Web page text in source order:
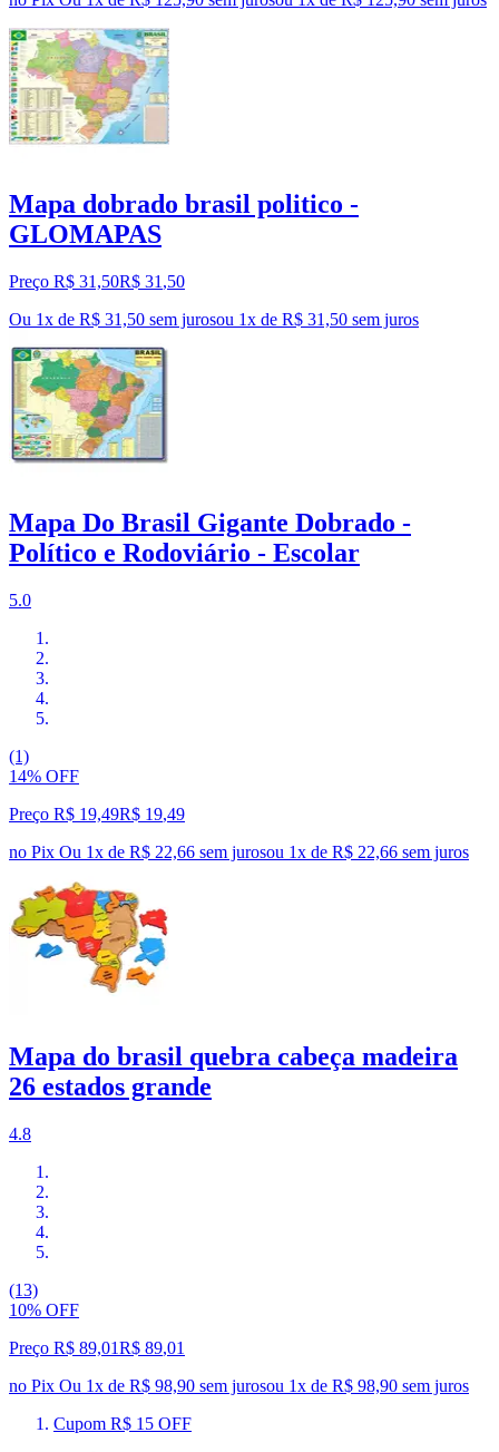
Mapa dobrado brasil politico -
GLOMAPAS
Preço R$ 31,50R$ 31 ,50
Ou 1x de R$ 31,50 sem jurosou 1x de R$ 31,50 sem juros
Mapa Do Brasil Gigante Dobrado -
Político e Rodoviário - Escolar
5.0
(1)
14% OFF
Preço R$ 19,49R$ 19,49
no Pix Ou 1x de R$ 22,66 sem jurosou 1x de R$ 22,66 sem juros
Mapa do brasil quebra cabeça madeira
26 estados grande
4.8
(13)
10% OFF
Preço R$ 89,01R$ 89,01
no Pix Ou 1x de R$ 98,90 sem jurosou 1x de R$ 98,90 sem juros
Cupom R$ 15 OFF